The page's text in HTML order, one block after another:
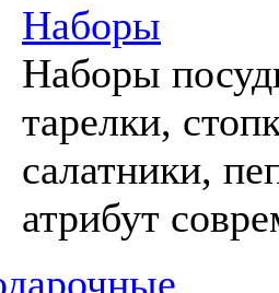
Наборы
Наборы
тарелки,
салатники,
атрибут